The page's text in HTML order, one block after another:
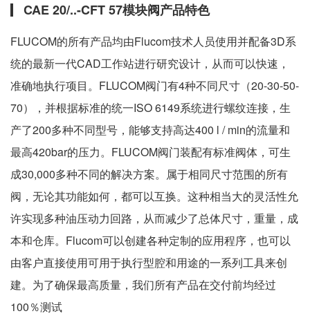
CAE 20/..-CFT 57模块阀产品特色
FLUCOM的所有产品均由Flucom技术人员使用并配备3D系
统的最新一代CAD工作站进行研究设计，从而可以快速，
准确地执行项目。FLUCOM阀门有4种不同尺寸（20-30-50-
70），并根据标准的统一ISO 6149系统进行螺纹连接，生
产了200多种不同型号，能够支持高达400 l / min的流量和
最高420bar的压力。FLUCOM阀门装配有标准阀体，可生
成30,000多种不同的解决方案。属于相同尺寸范围的所有
阀，无论其功能如何，都可以互换。这种相当大的灵活性允
许实现多种油压动力回路，从而减少了总体尺寸，重量，成
本和仓库。Flucom可以创建各种定制的应用程序，也可以
由客户直接使用可用于执行型腔和用途的一系列工具来创
建。为了确保最高质量，我们所有产品在交付前均经过
100％测试